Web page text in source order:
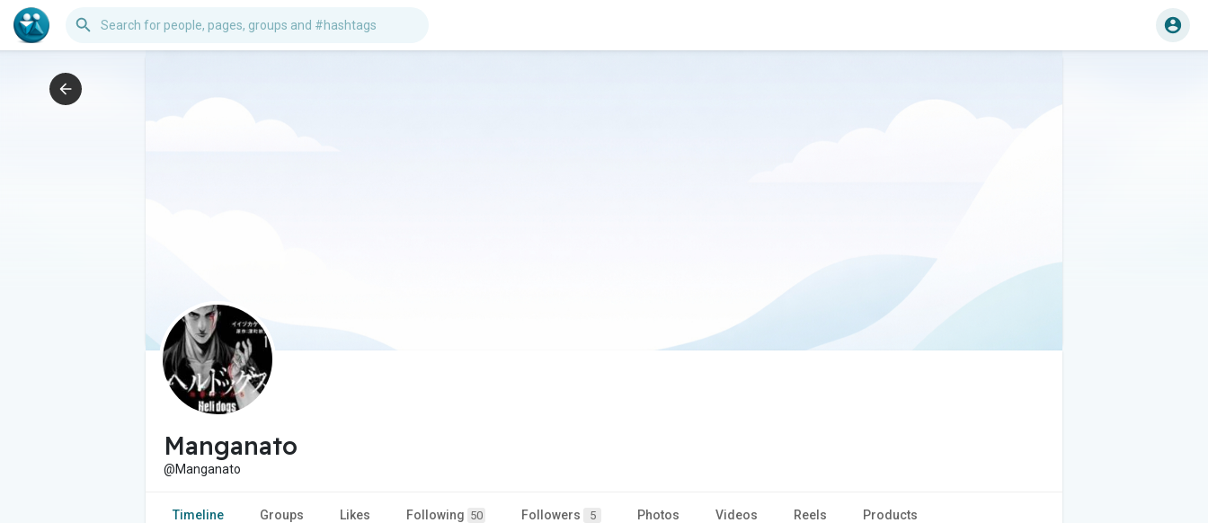
Manganato
@Manganato
Timeline Groups Likes Following 50 Followers 5 Photos Videos Reels Products